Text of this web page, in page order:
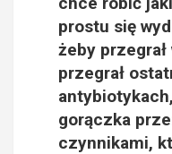
prostu się
żeby
przegrał
gorączka
czynnikami,